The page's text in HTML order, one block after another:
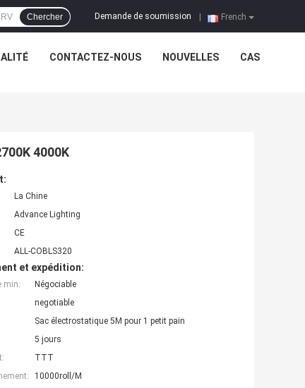
French
Demande de soumission
Chercher
CONTACTEZ-NOUS NOUVELLES CAS
4000K
La Chine
Advance Lighting
CE
ALL-COBLS320
et expédition:
min:
Négociable
negotiable
Sac électrostatique 5M pour 1 petit pain
5 jours
TTT
10000roll/M